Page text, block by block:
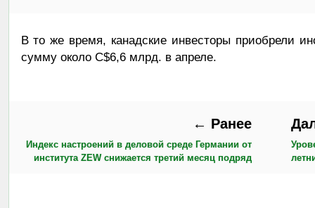
В то же время, канадские инвесторы приобрели
сумму около C$6,6 млрд. в апреле.
← Ранее
Индекс настроений в деловой среде Германии от
института ZEW снижается третий месяц подряд